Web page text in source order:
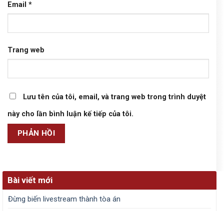
Email *
Trang web
Lưu tên của tôi, email, và trang web trong trình duyệt
này cho lần bình luận kế tiếp của tôi.
Bài viết mới
Đừng biến livestream thành tòa án